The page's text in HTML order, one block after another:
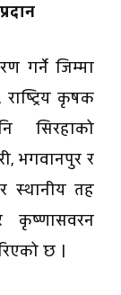
गर्ने जिम्मा
राष्ट्रिय कृषक
सिरहाको
भगवानपुर र
स्थानीय तह
कृष्णासवरन
छ ।